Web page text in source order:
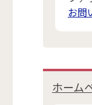
お問
ホーム